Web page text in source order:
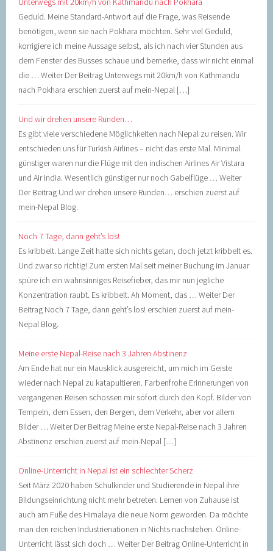
Geduld. Meine Standard-Antwort auf die Frage, was Reisende
benötigen, wenn sie nach Pokhara möchten. Sehr viel Geduld,
korrigiere ich meine Aussage selbst, als ich nach vier Stunden aus
dem Fenster des Busses schaue und bemerke, dass wir nicht einmal
die … Weiter Der Beitrag Unterwegs mit 20km/h von Kathmandu
nach Pokhara erschien zuerst auf mein-Nepal […]
Und wir drehen unsere Runden…
Es gibt viele verschiedene Möglichkeiten nach Nepal zu reisen. Wir
entschieden uns für Turkish Airlines – nicht das erste Mal. Minimal
günstiger waren nur die Flüge mit den indischen Airlines Air Vistara
und Air India. Wesentlich günstiger nur noch Gabelflüge … Weiter
Der Beitrag Und wir drehen unsere Runden… erschien zuerst auf
mein-Nepal Blog.
Noch 7 Tage, dann geht’s los!
Es kribbelt. Lange Zeit hatte sich nichts getan, doch jetzt kribbelt es.
Und zwar so richtig! Zum ersten Mal seit meiner Buchung im Januar
spüre ich ein wahnsinniges Reisefieber, das mir nun jegliche
Konzentration raubt. Es kribbelt. Ah Moment, das … Weiter Der
Beitrag Noch 7 Tage, dann geht’s los! erschien zuerst auf mein-
Nepal Blog.
Meine erste Nepal-Reise nach 3 Jahren Abstinenz
Am Ende hat nur ein Mausklick ausgereicht, um mich im Geiste
wieder nach Nepal zu katapultieren. Farbenfrohe Erinnerungen von
vergangenen Reisen schossen mir sofort durch den Kopf. Bilder von
Tempeln, dem Essen, den Bergen, dem Verkehr, aber vor allem
Bilder … Weiter Der Beitrag Meine erste Nepal-Reise nach 3 Jahren
Abstinenz erschien zuerst auf mein-Nepal […]
Online-Unterricht in Nepal ist ein schlechter Scherz
Seit März 2020 haben Schulkinder und Studierende in Nepal ihre
Bildungseinrichtung nicht mehr betreten. Lernen von Zuhause ist
auch am Fuße des Himalaya die neue Norm geworden. Da möchte
man den reichen Industrienationen in Nichts nachstehen. Online-
Unterricht lässt sich doch … Weiter Der Beitrag Online-Unterricht in